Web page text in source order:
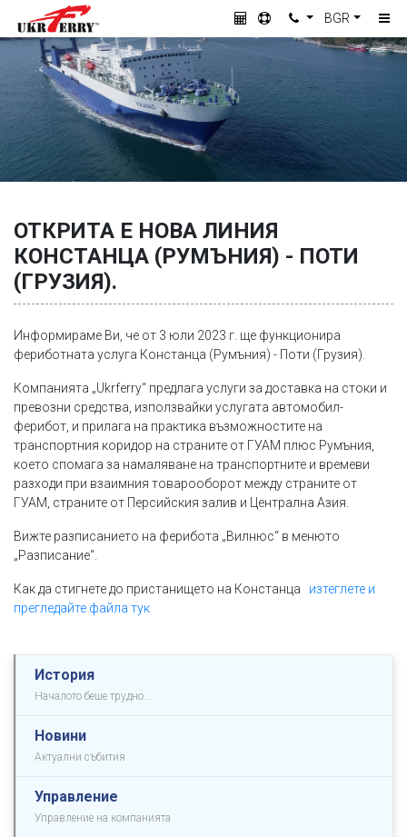
BGR
ОТКРИТА Е НОВА ЛИНИЯ
КОНСТАНЦА (РУМЪНИЯ) - ПОТИ
(ГРУЗИЯ).
Информираме Ви, че от 3 юли 2023 г. ще функционира
фериботната услуга Констанца (Румъния) - Поти (Грузия).
Компанията „Ukrferry“ предлага услуги за доставка на стоки и
превозни средства, използвайки услугата автомобил-
ферибот, и прилага на практика възможностите на
транспортния коридор на страните от ГУАМ плюс Румъния,
което спомага за намаляване на транспортните и времеви
разходи при взаимния товарооборот между страните от
ГУАМ, страните от Персийския залив и Централна Азия.
Вижте разписанието на ферибота „Вилнюс“ в менюто
„Разписание“.
Как да стигнете до пристанището на Констанца изтеглете и
прегледайте файла тук
История
Началото беше трудно...
Новини
Актуални събития
Управление
Управление на компанията